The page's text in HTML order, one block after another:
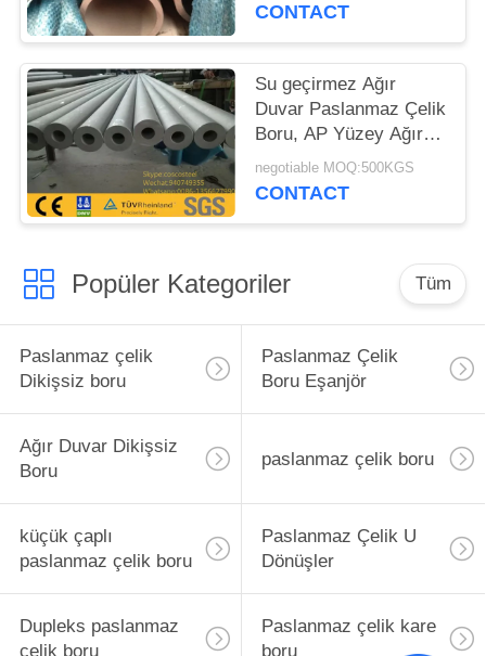
CONTACT
Su geçirmez Ağır
Duvar Paslanmaz Çelik
Boru, AP Yüzey Ağır
Ölçer Çelik Boru
negotiable MOQ:500KGS
CONTACT
Popüler Kategoriler Tüm
Paslanmaz çelik
Dikişsiz boru
Paslanmaz Çelik
Boru Eşanjör
Ağır Duvar Dikişsiz
Boru
paslanmaz çelik boru
küçük çaplı
paslanmaz çelik boru
Paslanmaz Çelik U
Dönüşler
Dupleks paslanmaz
çelik boru
Paslanmaz çelik kare
boru